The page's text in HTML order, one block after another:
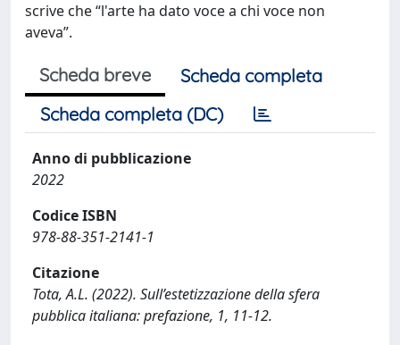
scrive che “l'arte ha dato voce a chi voce non
aveva”.
Scheda breve
Scheda completa
Scheda completa (DC)
Anno di pubblicazione
2022
Codice ISBN
978-88-351-2141-1
Citazione
Tota, A.L. (2022). Sull’estetizzazione della sfera
pubblica italiana: prefazione, 1, 11-12.